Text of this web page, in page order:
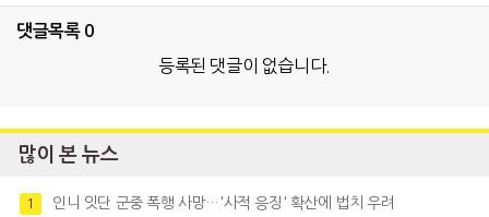
댓글목록 0
등록된 댓글이 없습니다.
많이 본 뉴스
1 인니 잇단 군중 폭행 사망…'사적 응징' 확산에 법치 우려